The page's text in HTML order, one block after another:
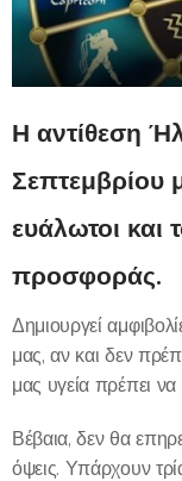
Η αντίθεση
Σεπτεμβρίου
ευάλωτοι και
προσφοράς.
Δημιουργεί
μας, αν και δεν
μας υγεία πρέπει
Βέβαια, δεν θα
όψεις. Υπάρχουν